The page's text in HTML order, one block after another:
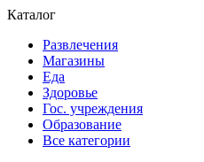
Каталог
Развлечения
Магазины
Еда
Здоровье
Гос. учреждения
Образование
Все категории